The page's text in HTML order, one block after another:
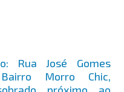
Rua José Gomes
Morro Chic,